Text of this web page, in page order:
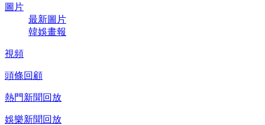
圖片
最新圖片
韓娛畫報
視頻
頭條回顧
熱門新聞回放
娛樂新聞回放